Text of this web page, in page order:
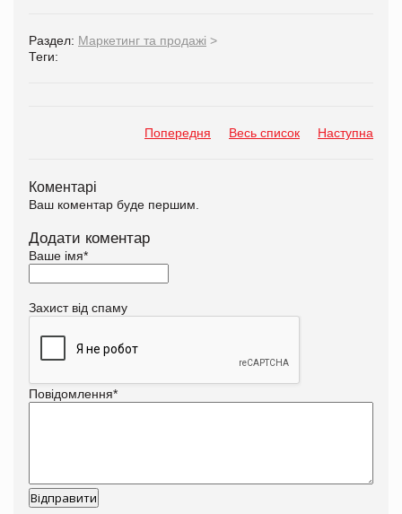
Раздел: Маркетинг та продажі >
Теги:
Попередня Весь список Наступна
Коментарі
Ваш коментар буде першим.
Додати коментар
Ваше імя*
Захист від спаму
Повідомлення*